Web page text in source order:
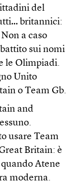
del
britannici:
a caso
sui nomi
le Olimpiadi.
Unito
o Team Gb.
and
usare Team
Britain: è
Atene
moderna.